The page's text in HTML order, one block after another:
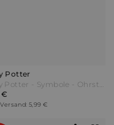
Potter
Harry Potter - Symbole - Ohrstecker-Set - silberfarben
€
Versand: 5,99 €